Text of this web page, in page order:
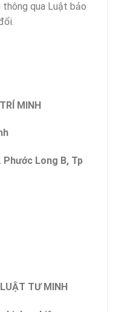
thông qua Luật bảo
MINH
Phước Long B, Tp
TƯ MINH